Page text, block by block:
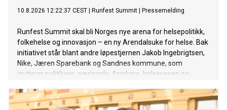
10.8.2026 12:22:37 CEST Runfest Summit Pressemelding
Runfest Summit skal bli Norges nye arena for helsepolitikk,
folkehelse og innovasjon – en ny Arendalsuke for helse. Bak
initiativet står blant andre løpestjernen Jakob Ingebrigtsen,
Nike, Jæren Sparebank og Sandnes kommune, som
inviterer politikere, næringsliv, forskere, helsevesen og